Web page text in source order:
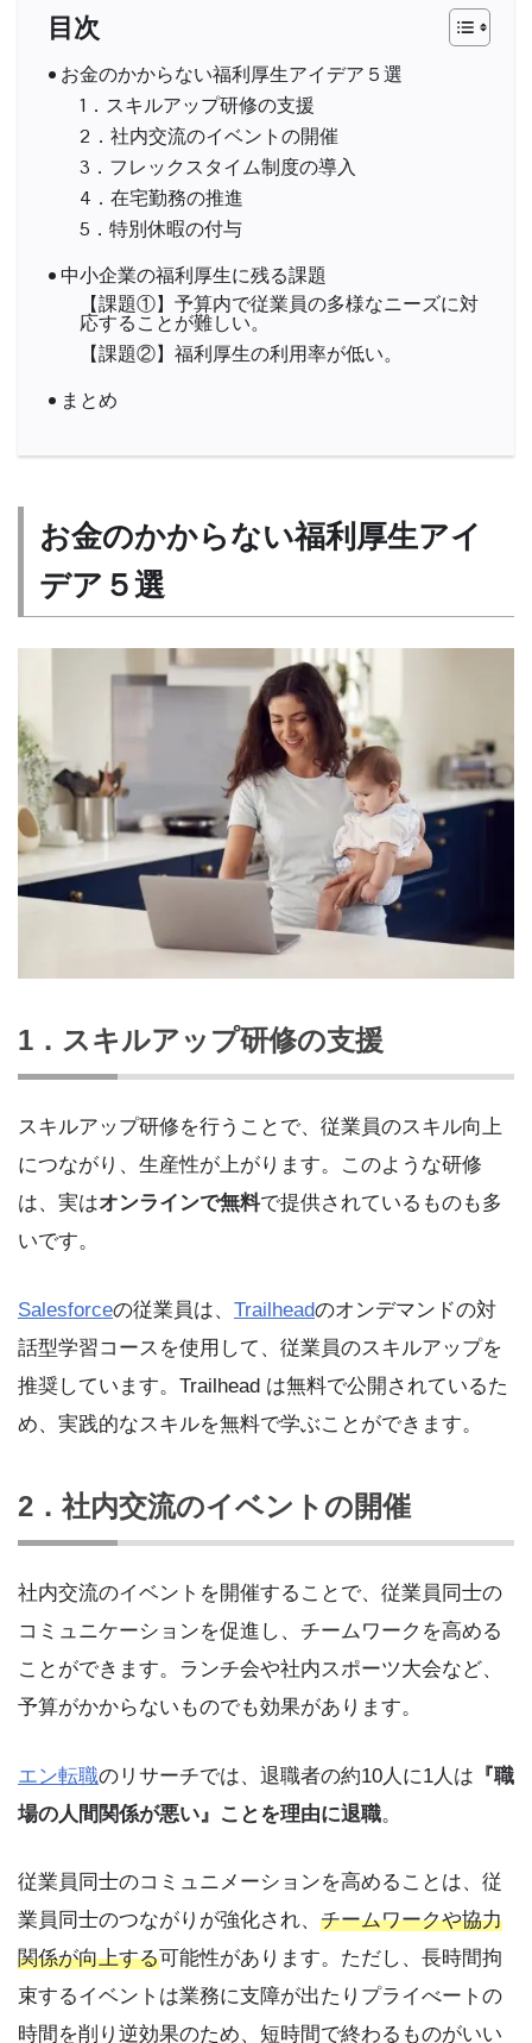
目次
お金のかからない福利厚生アイデア５選
1．スキルアップ研修の支援
2．社内交流のイベントの開催
3．フレックスタイム制度の導入
4．在宅勤務の推進
5．特別休暇の付与
中小企業の福利厚生に残る課題
【課題①】予算内で従業員の多様なニーズに対
応することが難しい。
【課題②】福利厚生の利用率が低い。
まとめ
お金のかからない福利厚生アイ
デア５選
1．スキルアップ研修の支援
スキルアップ研修を行うことで、従業員のスキル向上
につながり、生産性が上がります。このような研修
は、実はオンラインで無料で提供されているものも多
いです。
Salesforceの従業員は、 Trailheadのオンデマンドの対
話型学習コースを使用して、従業員のスキルアップを
推奨しています。Trailhead は無料で公開されているた
め、実践的なスキルを無料で学ぶことができます。
2．社内交流のイベントの開催
社内交流のイベントを開催することで、従業員同士の
コミュニケーションを促進し、チームワークを高める
ことができます。ランチ会や社内スポーツ大会など、
予算がかからないものでも効果があります。
エン転職のリサーチでは、退職者の約10人に1人は 『職
場の人間関係が悪い』ことを理由に退職。
従業員同士のコミュニメーションを高めることは、従
業員同士のつながりが強化され、 チームワークや協力
関係が向上する可能性があります。ただし、長時間拘
束するイベントは業務に支障が出たりプライべートの
時間を削り逆効果のため、短時間で終わるものがいい